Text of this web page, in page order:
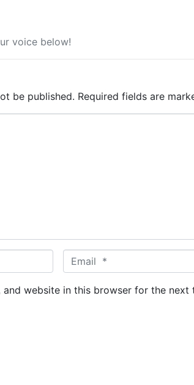
voice below!
be published. Required fields are
m
a
and website in this browser for the next